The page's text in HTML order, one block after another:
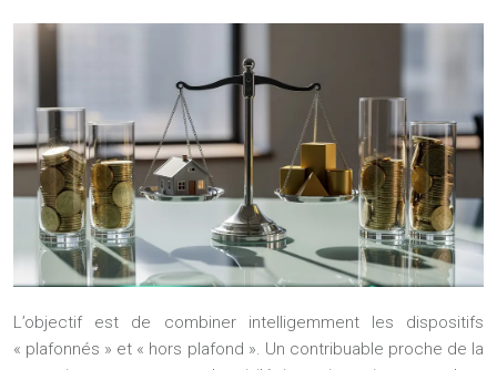
L’objectif est de combiner intelligemment les dispositifs
« plafonnés » et « hors plafond ». Un contribuable proche de la